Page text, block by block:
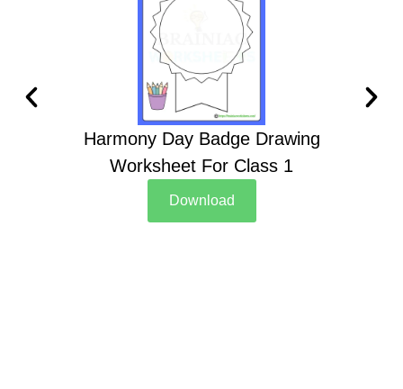
Harmony Day Badge Drawing
Worksheet For Class 1
Download